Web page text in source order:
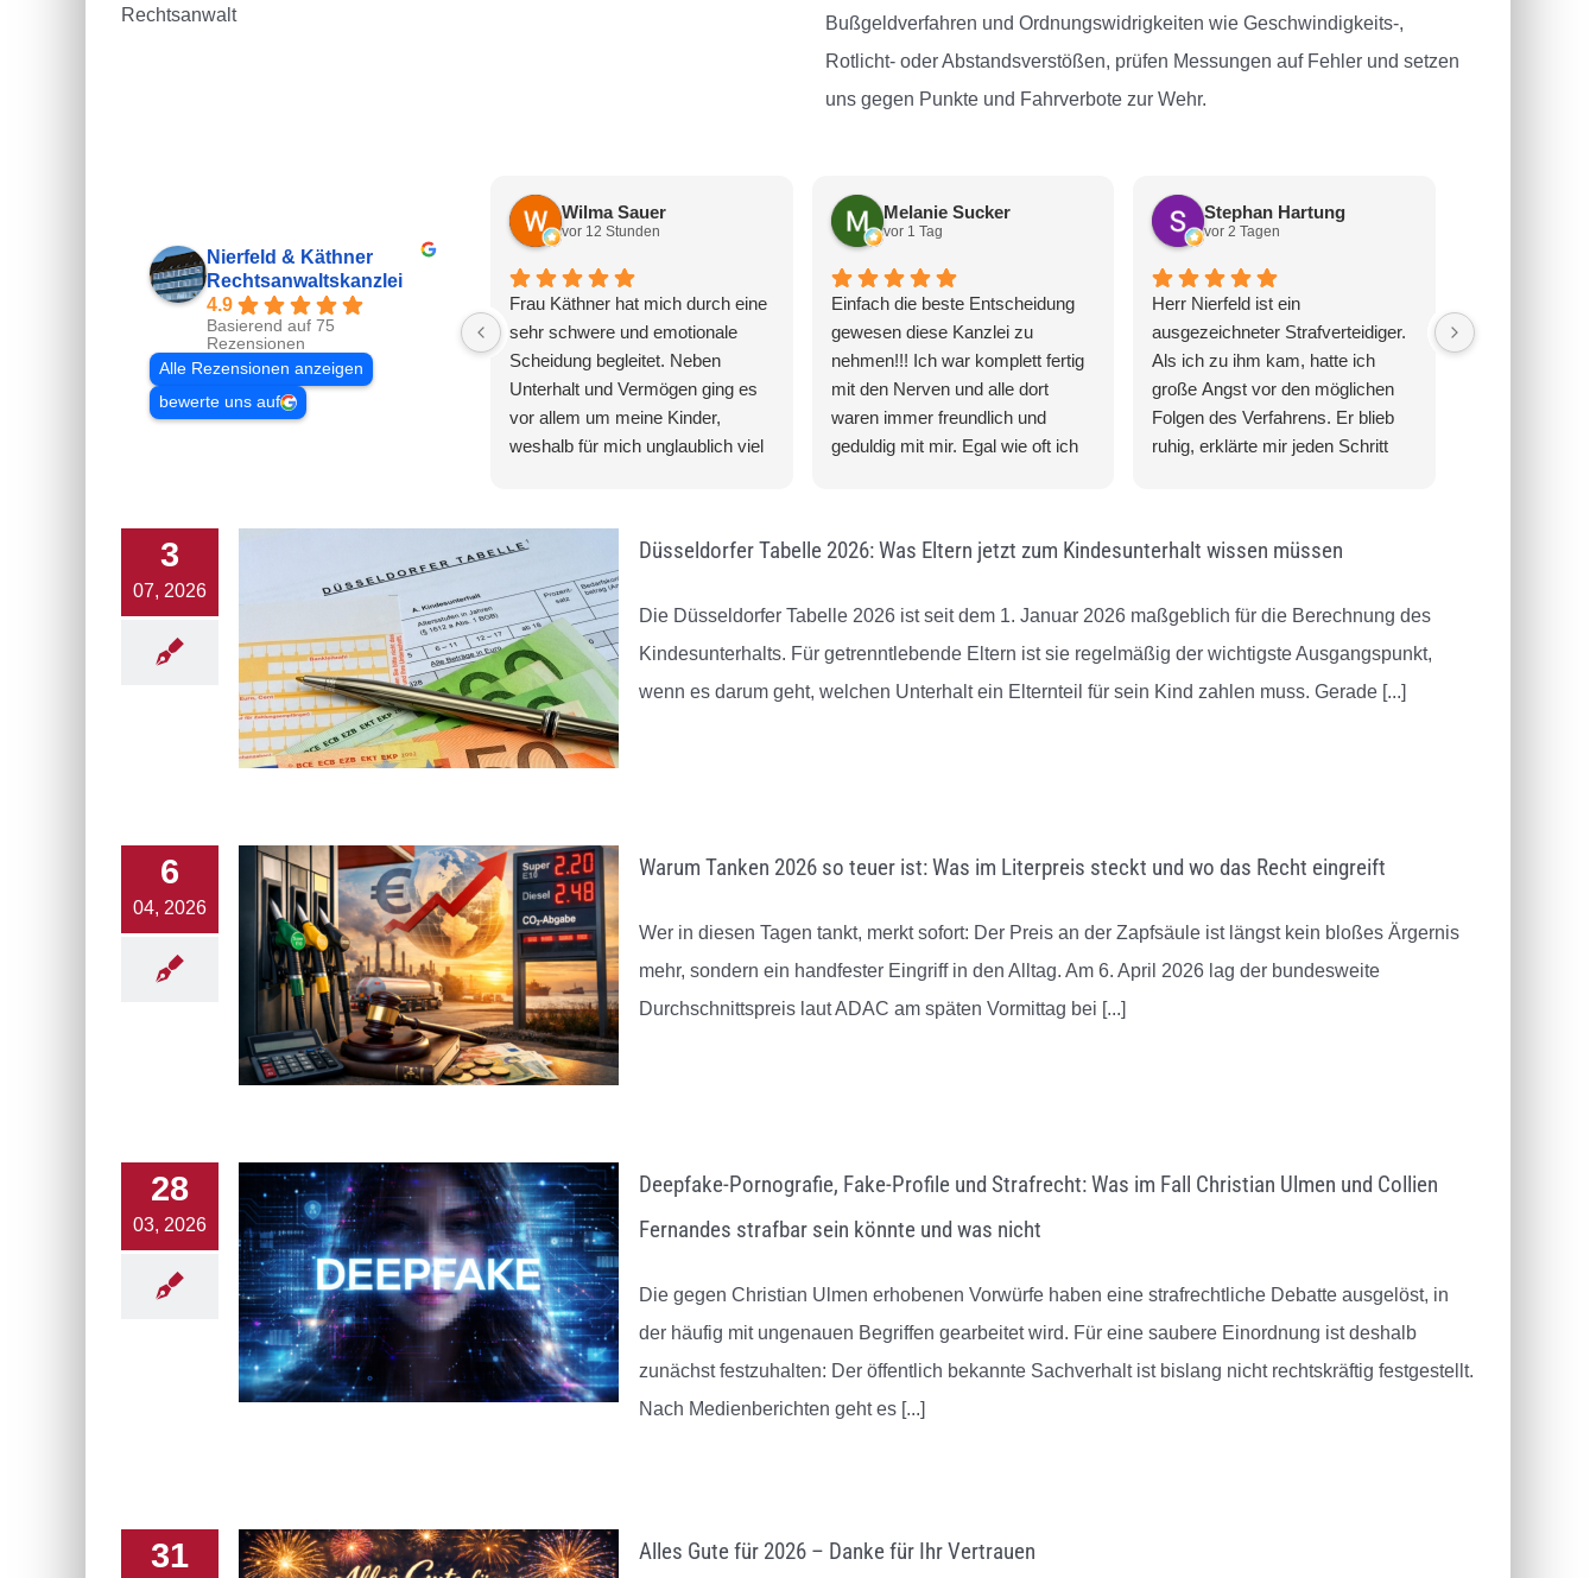
Rechtsanwalt
Bußgeldverfahren und Ordnungswidrigkeiten wie Geschwindigkeits-,
Rotlicht- oder Abstandsverstößen, prüfen Messungen auf Fehler und setzen
uns gegen Punkte und Fahrverbote zur Wehr.
Nierfeld & Käthner
Rechtsanwaltskanzlei
4.9
Basierend auf 75
Rezensionen
Alle Rezensionen anzeigen
bewerte uns auf
Wilma Sauer
vor 12 Stunden
Frau Käthner hat mich durch eine
sehr schwere und emotionale
Scheidung begleitet. Neben
Unterhalt und Vermögen ging es
vor allem um meine Kinder,
weshalb für mich unglaublich viel
zugleich menschlich. Sie hat mich
davor bewahrt, aus Verletzung
und Wut falsche Entscheidungen
zu treffen. Ohne ihre
Unterstützung hätte ich diese Zeit
kaum so gut bewältigt.
Melanie Sucker
vor 1 Tag
Einfach die beste Entscheidung
gewesen diese Kanzlei zu
nehmen!!! Ich war komplett fertig
mit den Nerven und alle dort
waren immer freundlich und
geduldig mit mir. Egal wie oft ich
das ganze Team
Stephan Hartung
vor 2 Tagen
Herr Nierfeld ist ein
ausgezeichneter Strafverteidiger.
Als ich zu ihm kam, hatte ich
große Angst vor den möglichen
Folgen des Verfahrens. Er blieb
ruhig, erklärte mir jeden Schritt
das Verfahren eingestellt. Die
Worte fassen. Ich bin Herrn
Nierfeld für seine Arbeit von
herausragende
3
07, 2026
Düsseldorfer Tabelle 2026: Was Eltern jetzt zum Kindesunterhalt wissen müssen
Die Düsseldorfer Tabelle 2026 ist seit dem 1. Januar 2026 maßgeblich für die Berechnung des
Kindesunterhalts. Für getrenntlebende Eltern ist sie regelmäßig der wichtigste Ausgangspunkt,
wenn es darum geht, welchen Unterhalt ein Elternteil für sein Kind zahlen muss. Gerade [...]
6
04, 2026
Warum Tanken 2026 so teuer ist: Was im Literpreis steckt und wo das Recht eingreift
Wer in diesen Tagen tankt, merkt sofort: Der Preis an der Zapfsäule ist längst kein bloßes Ärgernis
mehr, sondern ein handfester Eingriff in den Alltag. Am 6. April 2026 lag der bundesweite
Durchschnittspreis laut ADAC am späten Vormittag bei [...]
28
03, 2026
Deepfake-Pornografie, Fake-Profile und Strafrecht: Was im Fall Christian Ulmen und Collien
Fernandes strafbar sein könnte und was nicht
Die gegen Christian Ulmen erhobenen Vorwürfe haben eine strafrechtliche Debatte ausgelöst, in
der häufig mit ungenauen Begriffen gearbeitet wird. Für eine saubere Einordnung ist deshalb
zunächst festzuhalten: Der öffentlich bekannte Sachverhalt ist bislang nicht rechtskräftig festgestellt.
Nach Medienberichten geht es [...]
31 Alles Gute für 2026 – Danke für Ihr Vertrauen